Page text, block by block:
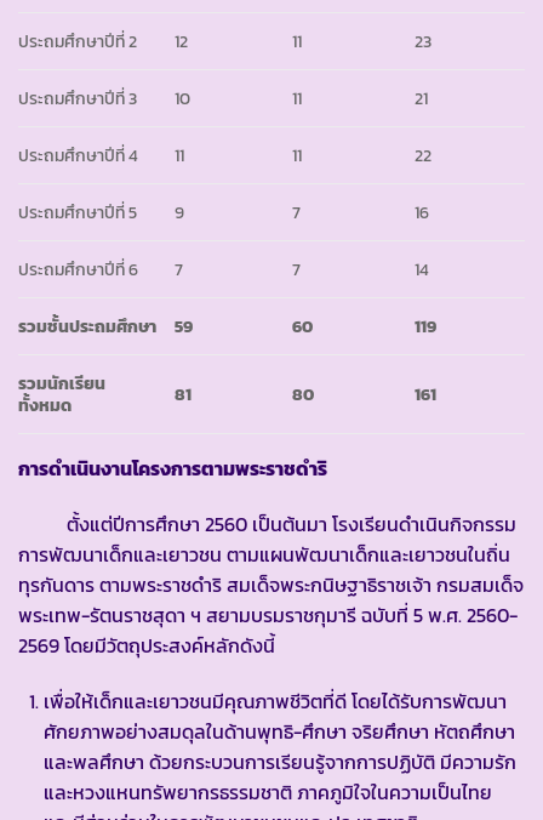
ประถมศึกษาปีที่ 2 12 11 23
ประถมศึกษาปีที่ 3 10 11 21
ประถมศึกษาปีที่ 4 11 11 22
ประถมศึกษาปีที่ 5 9 7 16
ประถมศึกษาปีที่ 6 7 7 14
รวมชั้นประถมศึกษา 59 60 119
รวมนักเรียน
ทั้งหมด
81 80 161
การดำเนินงานโครงการตามพระราชดำริ
ตั้งแต่ปีการศึกษา 2560 เป็นต้นมา โรงเรียนดำเนินกิจกรรม
การพัฒนาเด็กและเยาวชน ตามแผนพัฒนาเด็กและเยาวชนในถิ่น
ทุรกันดาร ตามพระราชดำริ สมเด็จพระกนิษฐาธิราชเจ้า กรมสมเด็จ
พระเทพ-รัตนราชสุดา ฯ สยามบรมราชกุมารี ฉบับที่ 5 พ.ศ. 2560-
2569 โดยมีวัตถุประสงค์หลักดังนี้
เพื่อให้เด็กและเยาวชนมีคุณภาพชีวิตที่ดี โดยได้รับการพัฒนา
ศักยภาพอย่างสมดุลในด้านพุทธิ-ศึกษา จริยศึกษา หัตถศึกษา
และพลศึกษา ด้วยกระบวนการเรียนรู้จากการปฏิบัติ มีความรัก
และหวงแหนทรัพยากรธรรมชาติ ภาคภูมิใจในความเป็นไทย